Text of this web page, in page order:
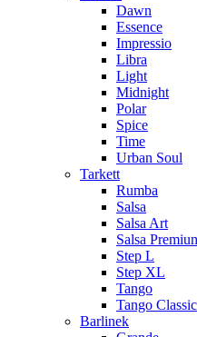
Dawn
Essence
Impressio
Libra
Light
Midnight
Polar
Spice
Time
Urban Soul
Tarkett
Rumba
Salsa
Salsa Art
Salsa
Step L
Step XL
Tango
Tango Classic
Barlinek